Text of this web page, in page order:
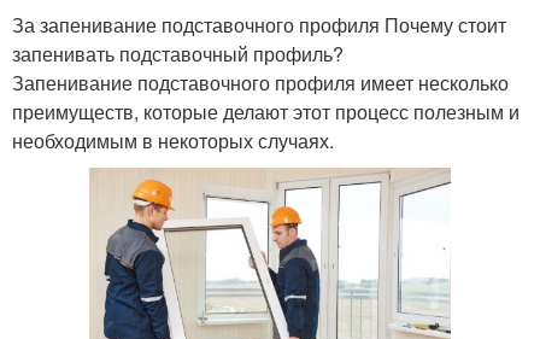
За запенивание подставочного профиля Почему стоит
запенивать подставочный профиль?
Запенивание подставочного профиля имеет несколько
преимуществ, которые делают этот процесс полезным и
необходимым в некоторых случаях.